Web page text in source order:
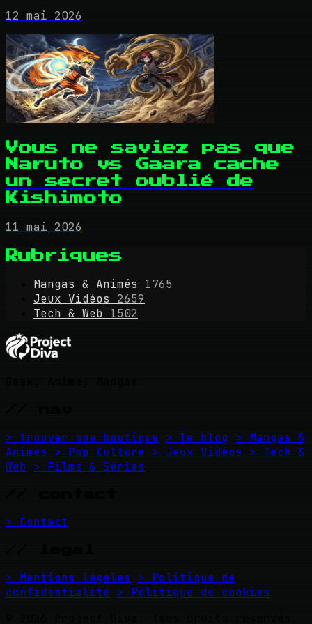
12 mai 2026
Vous ne saviez pas que
Naruto vs Gaara cache
un secret oublié de
Kishimoto
11 mai 2026
Rubriques
Mangas & Animés
1765
Jeux Vidéos
2659
Tech & Web 1502
> trouver une boutique > le blog > Mangas &
Animés
> Pop Culture > Jeux Vidéos
> Tech &
Web > Films & Séries
> Contact
> Mentions légales
> Politique de
confidentialité > Politique de cookies